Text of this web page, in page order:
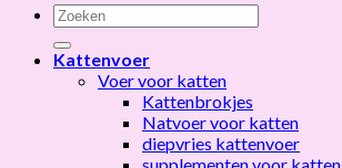
Zoeken
naar:
Kattenvoer
Voer voor katten
Kattenbrokjes
Natvoer voor katten
diepvries kattenvoer